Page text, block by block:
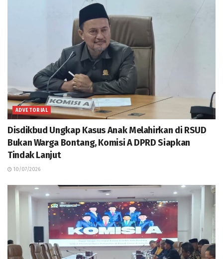
ADVETORIAL
Disdikbud Ungkap Kasus Anak Melahirkan di RSUD
Bukan Warga Bontang, Komisi A DPRD Siapkan
Tindak Lanjut
10/07/2026